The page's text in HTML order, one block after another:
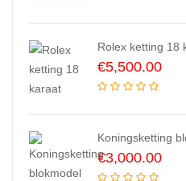
Rolex ketting 18
€5,500.00
Koningsketting
€3,000.00